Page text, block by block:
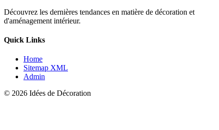
Découvrez les dernières tendances en matière de décoration et
d'aménagement intérieur.
Quick Links
Home
Sitemap XML
Admin
© 2026 Idées de Décoration